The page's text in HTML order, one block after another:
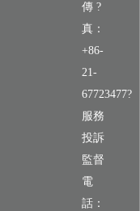
傳 ?
真：
+86-
21-
67723477?
服務
投訴
監督
電
話：